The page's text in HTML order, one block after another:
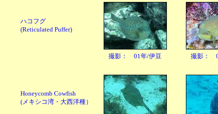
ハコフグ
(Reticulated Puffer)
撮影： 01年/伊豆 撮影：
Honeycomb Cowfish
(メキシコ湾・大西洋種）